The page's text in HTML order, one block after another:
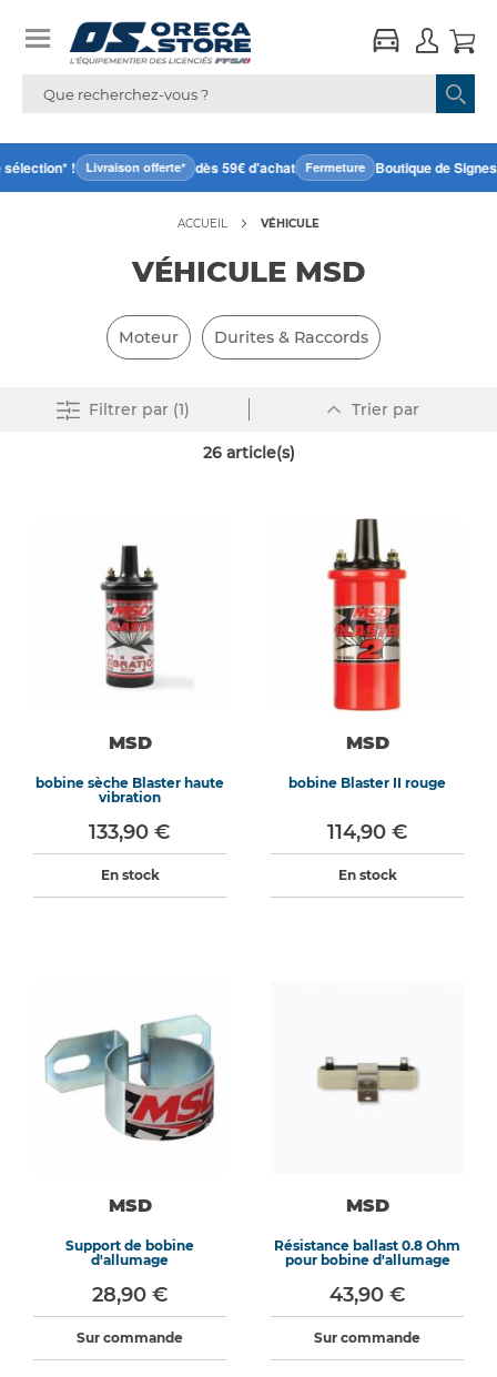
! Livraison offerte* dès 59€ d'achat Fermeture Boutique de Signes
ACCUEIL VÉHICULE
VÉHICULE MSD
Moteur Durites & Raccords
Supprimer tout
Filtrerpar (1) Trier par
ordre
26article(s)
MSD
bobine sèche Blaster haute
vibration
133,90 €
En stock
MSD
bobine Blaster II rouge
114,90 €
En stock
MSD
Support de bobine
d'allumage
28,90 €
Sur commande
MSD
Résistance ballast 0.8 Ohm
pour bobine d'allumage
43,90 €
Sur commande